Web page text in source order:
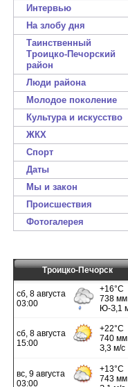
Интервью
На злобу дня
Таинственный
Троицко-Печорский
район
Люди района
Молодое поколение
Культура и искусство
ЖКХ
Спорт
Даты
Мы и закон
Происшествия
Фотогалерея
Троицко-Печорск